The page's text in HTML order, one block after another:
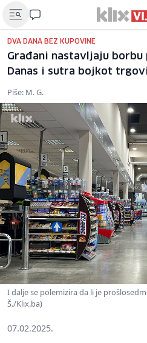
DVA DANA BEZ KUPOVINE
Građani nastavljaju
Danas i sutra bojkot
Piše: M. G.
I dalje se polemizira da li je
Š./Klix.ba)
07.02.2025.